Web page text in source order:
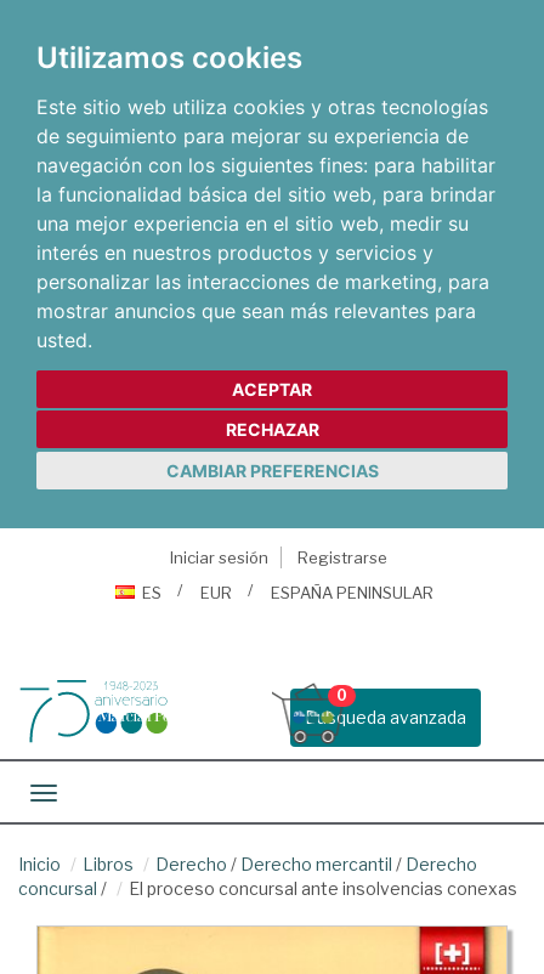
Utilizamos cookies
Este sitio web utiliza cookies y otras tecnologías
de seguimiento para mejorar su experiencia de
navegación con los siguientes fines: para habilitar
la funcionalidad básica del sitio web, para brindar
una mejor experiencia en el sitio web, medir su
interés en nuestros productos y servicios y
personalizar las interacciones de marketing, para
mostrar anuncios que sean más relevantes para
usted.
ACEPTAR
RECHAZAR
CAMBIAR PREFERENCIAS
Iniciar sesión
Registrarse
ES
EUR ESPAÑA PENINSULAR
Busqueda avanzada
0
Toggle navigation
Inicio Libros Derecho / Derecho mercantil / Derecho
concursal / El proceso concursal ante insolvencias conexas